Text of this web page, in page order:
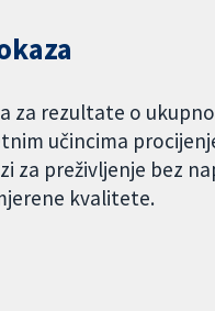
za rezultate o
učincima
za preživljenje bez
kvalitete.